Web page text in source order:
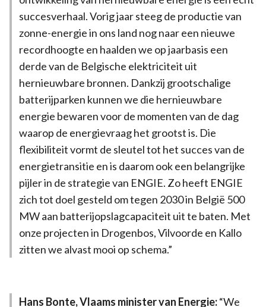
succesverhaal. Vorig jaar steeg de productie van
zonne-energie in ons land nog naar een nieuwe
recordhoogte en haalden we op jaarbasis een
derde van de Belgische elektriciteit uit
hernieuwbare bronnen. Dankzij grootschalige
batterijparken kunnen we die hernieuwbare
energie bewaren voor de momenten van de dag
waarop de energievraag het grootst is. Die
flexibiliteit vormt de sleutel tot het succes van de
energietransitie en is daarom ook een belangrijke
pijler in de strategie van ENGIE. Zo heeft ENGIE
zich tot doel gesteld om tegen 2030 in België 500
MW aan batterijopslagcapaciteit uit te baten. Met
onze projecten in Drogenbos, Vilvoorde en Kallo
zitten we alvast mooi op schema.”
Hans Bonte, Vlaams minister van Energie:“We